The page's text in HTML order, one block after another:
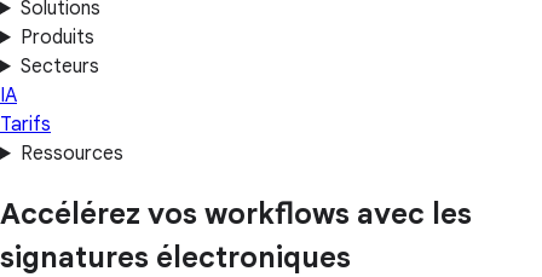
Solutions
Produits
Secteurs
IA
Tarifs
Ressources
Accélérez vos workflows avec les
signatures électroniques